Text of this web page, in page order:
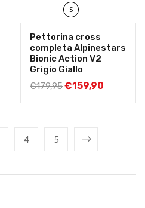
S
Pettorina cross
completa Alpinestars
Bionic Action V2
Grigio Giallo
€179,95€159,90
4 5